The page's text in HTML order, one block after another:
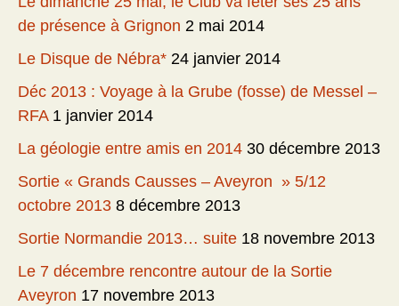
de présence à Grignon 2 mai 2014
Le Disque de Nébra* 24 janvier 2014
Déc 2013 : Voyage à la Grube (fosse) de Messel –
RFA 1 janvier 2014
La géologie entre amis en 2014 30 décembre 2013
Sortie « Grands Causses – Aveyron » 5/12
octobre 2013 8 décembre 2013
Sortie Normandie 2013… suite 18 novembre 2013
Le 7 décembre rencontre autour de la Sortie
Aveyron 17 novembre 2013